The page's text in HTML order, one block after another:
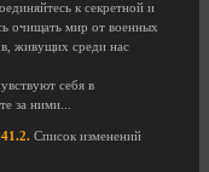
к секретной и
очищать мир от военных
живущих среди нас
себя в
за ними...
Список изменений